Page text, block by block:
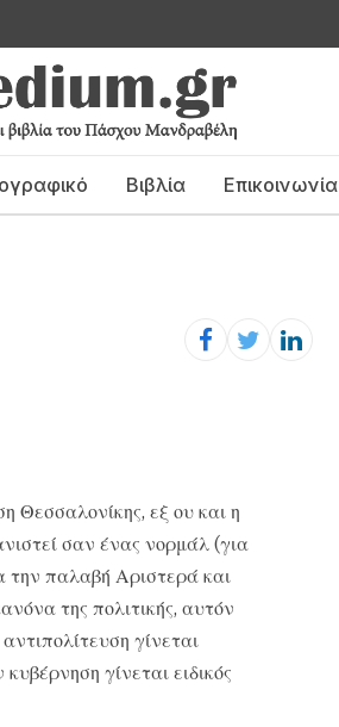
Βιβλία Επικοινωνία
Θεσσαλονίκης, εξ ου και η
σαν ένας νορμάλ (για
παλαβή Αριστερά και
της πολιτικής, αυτόν
γίνεται
γίνεται ειδικός